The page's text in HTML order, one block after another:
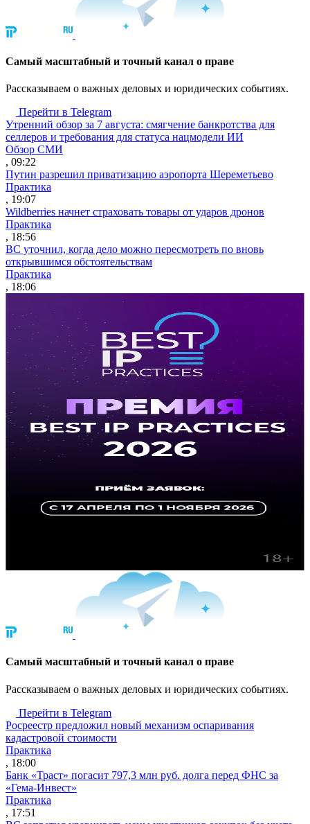
Cамый масштабный и точный канал о праве
Рассказываем о важных деловых и юридических событиях.
Перейти в Telegram
Утренний обзор за 7 августа: смягчение банкротства для
селлеров и требования для статуса нацмодели ИИ
Обзор СМИ
, 09:22
Путин разрешил приватизацию аэропорта Шереметьево
Практика
, 19:07
Wildberries начнет страховать товары от ударов дронов
Практика
, 18:56
ВС уточнил, когда дело можно пересмотреть по вновь
открывшимся обстоятельствам
Практика
, 18:06
Cамый масштабный и точный канал о праве
Рассказываем о важных деловых и юридических событиях.
Перейти в Telegram
Росреестр предложил новый механизм оспаривания
кадастровой стоимости
Практика
, 18:00
Банк «Траст» погасит 797,3 млн руб. долга перед ФНС за
«Гема-Инвест»
Практика
, 17:51